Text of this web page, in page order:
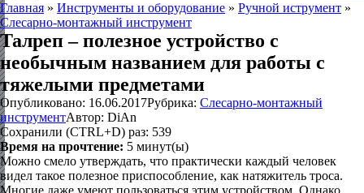
Главная » Инструменты и оборудование » Ручной иструмент »
Слесарно-монтажный инструмент
Талреп – полезное устройство с
необычным названием для работы с
тяжелыми предметами
Опубликовано: 16.06.2017Рубрика: Слесарно-монтажный
инструментАвтор: DiAn
Сохранили (CTRL+D) раз: 539
Время на прочтение: 5 минут(ы)
Можно смело утверждать, что практически каждый человек
видел такое полезное приспособление, как натяжитель троса.
Многие даже умеют пользоваться этим устройством. Однако